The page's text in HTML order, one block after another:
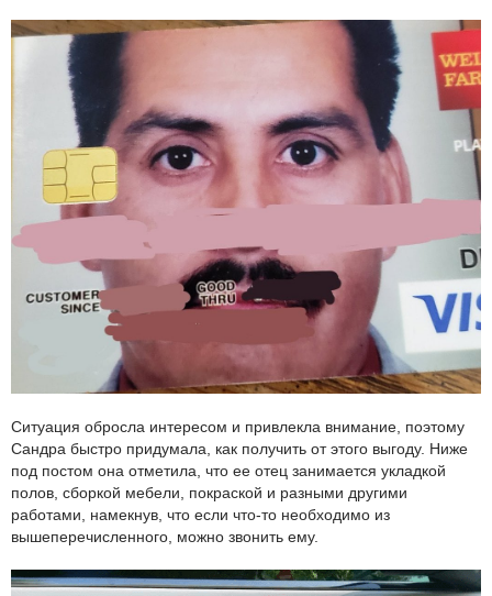
Ситуация обросла интересом и привлекла внимание, поэтому
Сандра быстро придумала, как получить от этого выгоду. Ниже
под постом она отметила, что ее отец занимается укладкой
полов, сборкой мебели, покраской и разными другими
работами, намекнув, что если что-то необходимо из
вышеперечисленного, можно звонить ему.